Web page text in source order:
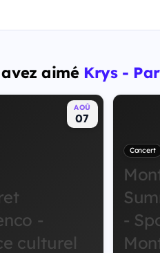
aimé Krys -
AOÛ
07
-
culturel
Concert
-